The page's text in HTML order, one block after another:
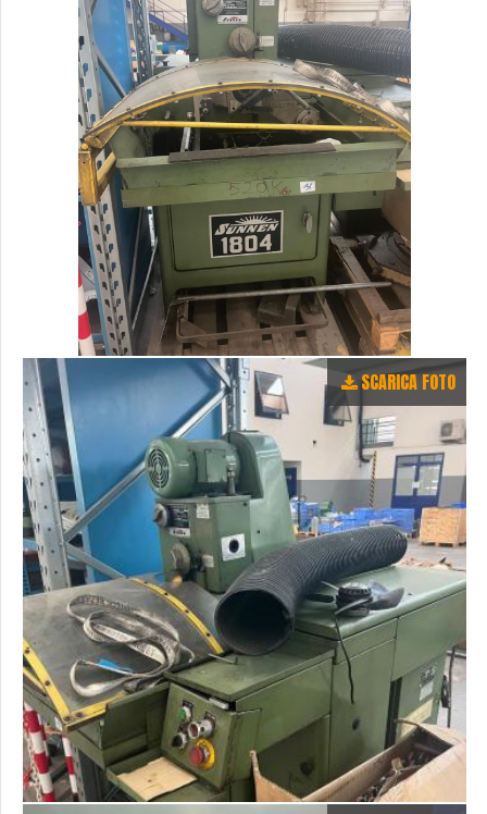
SCARICA FOTO